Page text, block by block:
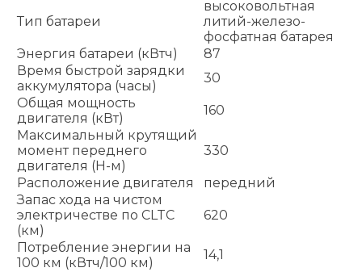
Тип батареи
высоковольтная
литий-железо-
фосфатная батарея
Энергия батареи (кВтч)
87
Время быстрой зарядки
аккумулятора (часы)
30
Общая мощность
двигателя (кВт)
160
Максимальный крутящий
момент переднего
двигателя (Н-м)
330
Расположение двигателя
передний
Запас хода на чистом
электричестве по CLTC
(км)
620
Потребление энергии на
100 км (кВтч/100 км)
14,1